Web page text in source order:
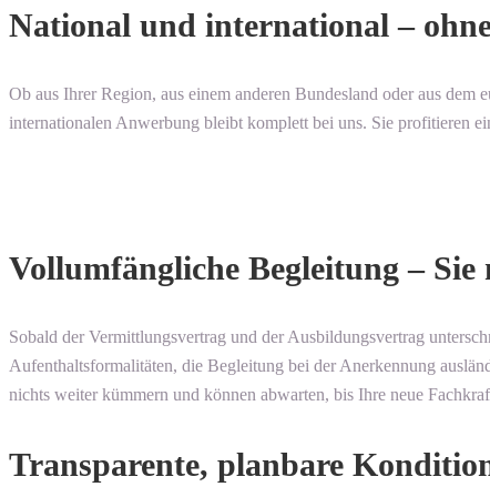
National und international –
Ob aus Ihrer Region, aus einem anderen Bundesland oder aus
internationalen Anwerbung bleibt komplett bei uns. Sie profitieren
Vollumfängliche Begleitung – Sie
Sobald der Vermittlungsvertrag und der Ausbildungsvertrag
Aufenthaltsformalitäten, die Begleitung bei der Anerkennung
nichts weiter kümmern und können abwarten, bis Ihre neue
Transparente, planbare